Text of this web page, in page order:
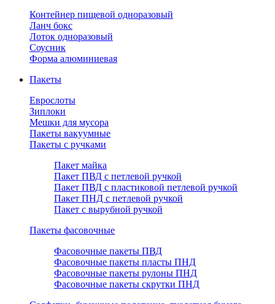
Контейнер пищевой одноразовый
Ланч бокс
Лоток одноразовый
Соусник
Форма алюминиевая
Пакеты
Еврослоты
Зиплоки
Мешки для мусора
Пакеты вакуумные
Пакеты с ручками
Пакет майка
Пакет ПВД с петлевой ручкой
Пакет ПВД с пластиковой петлевой ручкой
Пакет ПНД с петлевой ручкой
Пакет с вырубной ручкой
Пакеты фасовочные
Фасовочные пакеты ПВД
Фасовочные пакеты пласты ПНД
Фасовочные пакеты рулоны ПНД
Фасовочные пакеты скрутки ПНД